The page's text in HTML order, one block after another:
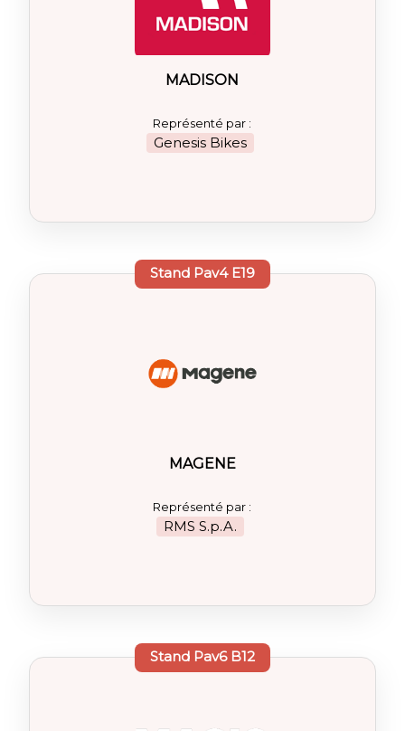
MADISON
Représenté par :
Genesis Bikes
StandPav4 E19
MAGENE
Représenté par :
RMS S.p.A.
StandPav6 B12